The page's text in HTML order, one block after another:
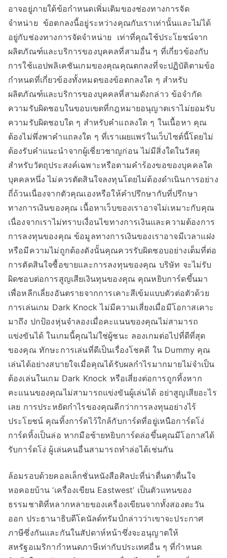
อาจอยู่ภายใต้ข้อกำหนดเพิ่มเติมของช่องทางการจัด
จำหน่าย ข้อตกลงนี้อยู่ระหว่างคุณกับเราเท่านั้นและไม่ได้
อยู่กับช่องทางการจัดจำหน่าย เท่าที่คุณใช้ประโยชน์จาก
ผลิตภัณฑ์และบริการของบุคคลที่สามอื่น ๆ ที่เกี่ยวข้องกับ
การใช้แอปพลิเคชันเกมของคุณคุณตกลงที่จะปฏิบัติตามข้อ
กำหนดที่เกี่ยวข้องทั้งหมดของข้อตกลงใด ๆ สำหรับ
ผลิตภัณฑ์และบริการของบุคคลที่สามดังกล่าว ข้อจำกัด
ความรับผิดชอบในขอบเขตที่กฎหมายอนุญาตเราไม่ยอมรับ
ความรับผิดชอบใด ๆ สำหรับคำแถลงใด ๆ ในเนื้อหา คุณ
ต้องไม่พึ่งพาคำแถลงใด ๆ ที่เราเผยแพร่ในเว็บไซต์นี้โดยไม่
ต้องรับคำแนะนำจากผู้เชี่ยวชาญก่อน ไม่มีสิ่งใดในวัสดุ
สำหรับวัตถุประสงค์เฉพาะหรือตามคำร้องขอของบุคคลใด
บุคคลหนึ่ง ไม่ควรตัดสินใจลงทุนโดยไม่ต้องดำเนินการอย่าง
ถี่ถ้วนเนื่องจากตัวคุณเองหรือให้คำปรึกษากับที่ปรึกษา
ทางการเงินของคุณ เนื้อหาเว็บของเราอาจไม่เหมาะกับคุณ
เนื่องจากเราไม่ทราบเงื่อนไขทางการเงินและความต้องการ
การลงทุนของคุณ ข้อมูลทางการเงินของเราอาจมีเวลาแฝง
หรือมีความไม่ถูกต้องดังนั้นคุณควรรับผิดชอบอย่างเต็มที่ต่อ
การตัดสินใจซื้อขายและการลงทุนของคุณ บริษัท จะไม่รับ
ผิดชอบต่อการสูญเสียเงินทุนของคุณ คุณหยิบการ์ดขึ้นมา
เพื่อหลีกเลี่ยงอันตรายจากการเคาะสีเข้มแบบตัวต่อตัวด้วย
การเล่นเกม Dark Knock ไม่มีความเสี่ยงเมื่อมีโอกาสเคาะ
มาถึง ปกป้องหุ่นจำลองเมื่อคะแนนของคุณไม่สามารถ
แข่งขันได้ ในเกมนี้คุณไม่ใช่ผู้ชนะ ลองเกมต่อไปที่ดีที่สุด
ของคุณ ทักษะการเล่นที่ดีเป็นเรื่องโชคดี ใน Dummy คุณ
เล่นได้อย่างสบายใจเมื่อคุณได้รับผลกำไรมากมายไม่จำเป็น
ต้องเล่นในเกม Dark Knock หรือเสี่ยงต่อการถูกทิ้งหาก
คะแนนของคุณไม่สามารถแข่งขันผู้เล่นได้ อย่าสูญเสียอะไร
เลย การประหยัดกำไรของคุณดีกว่าการลงทุนอย่างไร้
ประโยชน์ คุณทิ้งการ์ดไว้ใกล้กับการ์ดที่อยู่เหนือการ์ดโง่
การ์ดทิ้งเป็นล่อ หากมือซ้ายหยิบการ์ดล่อขึ้นคุณมีโอกาสได้
รับการ์ดโง่ ผู้เล่นคนอื่นสามารถทำล่อได้เช่นกัน
ล้อมรอบด้วยคอลเล็กชั่นหนังสือศิลปะที่น่าตื่นตาตื่นใจ
หอคอยบ้าน ‘เครื่องเขียน Eastwest’ เป็นตัวแทนของ
ธรรมชาติที่หลากหลายของเครื่องเขียนจากทั้งสองตะวัน
ออก ประธานาธิบดีโดนัลด์ทรัมป์กล่าวว่าเขาจะประกาศ
ภาษีซึ่งกันและกันในสัปดาห์หน้าซึ่งจะอนุญาตให้
สหรัฐอเมริกากำหนดภาษีเท่ากับประเทศอื่น ๆ ที่กำหนด